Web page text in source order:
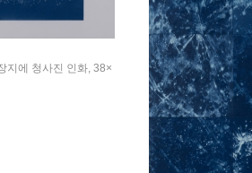
지에 청사진 인화, 38×